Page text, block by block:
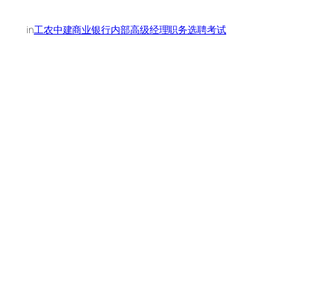
in工农中建商业银行内部高级经理职务选聘考试